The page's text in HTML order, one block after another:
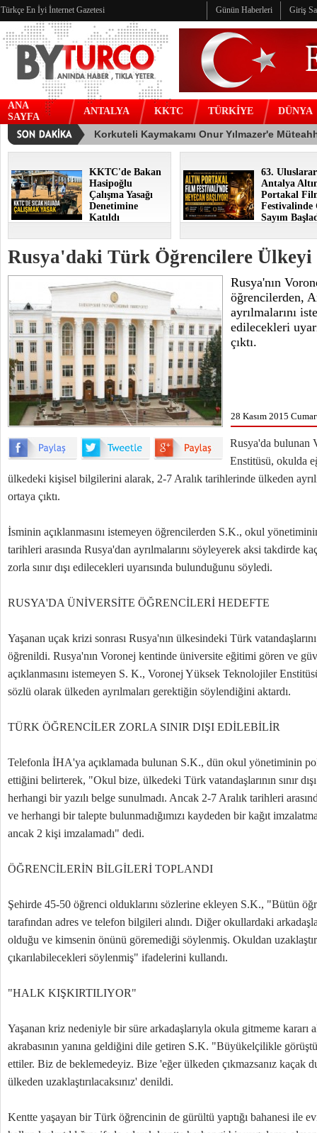
Türkçe En İyi İnternet Gazetesi Günün Haberleri Giriş
ANA
SAYFA
ANTALYA KKTC TÜRKİYE DÜNYA
KKTC'de Bakan
Hasipoğlu
Çalışma Yasağı
Denetimine
Katıldı
63.
Antalya
Portakal
Festivalinde
Sayım
Rusya'daki Türk Öğrencilere Ülkeyi
Rusya'nın
öğrencilerden,
ayrılmalarını
edilecekleri
çıktı.
28 Kasım 2015
Rusya'da bulunan
Enstitüsü, okulda
ülkedeki kişisel bilgilerini alarak, 2-7 Aralık tarihlerinde ülkeden
ortaya çıktı.
İsminin açıklanmasını istemeyen öğrencilerden S.K., okul
tarihleri arasında Rusya'dan ayrılmalarını söyleyerek aksi takdirde
zorla sınır dışı edilecekleri uyarısında bulunduğunu söyledi.
RUSYA'DA ÜNİVERSİTE ÖĞRENCİLERİ HEDEFTE
Yaşanan uçak krizi sonrası Rusya'nın ülkesindeki Türk vatandaşlarını
öğrenildi. Rusya'nın Voronej kentinde üniversite eğitimi gören ve
açıklanmasını istemeyen S. K., Voronej Yüksek Teknolojiler
sözlü olarak ülkeden ayrılmaları gerektiğin söylendiğini aktardı.
TÜRK ÖĞRENCİLER ZORLA SINIR DIŞI EDİLEBİLİR
Telefonla İHA'ya açıklamada bulunan S.K., dün okul yönetiminin
ettiğini belirterek, "Okul bize, ülkedeki Türk vatandaşlarının sınır
herhangi bir yazılı belge sunulmadı. Ancak 2-7 Aralık tarihleri
ve herhangi bir talepte bulunmadığımızı kaydeden bir kağıt
ancak 2 kişi imzalamadı" dedi.
ÖĞRENCİLERİN BİLGİLERİ TOPLANDI
Şehirde 45-50 öğrenci olduklarını sözlerine ekleyen S.K., "Bütün
tarafından adres ve telefon bilgileri alındı. Diğer okullardaki
olduğu ve kimsenin önünü göremediği söylenmiş. Okuldan
çıkarılabilecekleri söylenmiş" ifadelerini kullandı.
"HALK KIŞKIRTILIYOR"
Yaşanan kriz nedeniyle bir süre arkadaşlarıyla okula gitmeme kararı
akrabasının yanına geldiğini dile getiren S.K. "Büyükelçilikle
ettiler. Biz de beklemedeyiz. Bize 'eğer ülkeden çıkmazsanız kaçak
ülkeden uzaklaştırılacaksınız' denildi.
Kentte yaşayan bir Türk öğrencinin de gürültü yaptığı bahanesi ile